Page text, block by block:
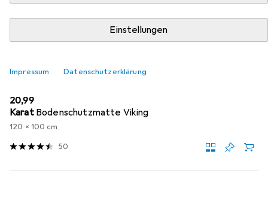
Einstellungen
Impressum Datenschutzerklärung
EUR
20,99
Karat Bodenschutzmatte Viking
120 x 100 cm
50